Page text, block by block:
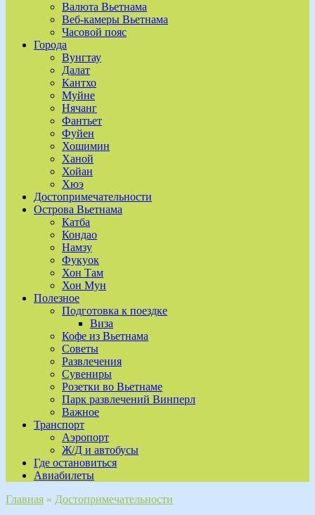
Валюта Вьетнама
Веб-камеры Вьетнама
Часовой пояс
Города
Вунгтау
Далат
Кантхо
Муйне
Нячанг
Фантьет
Фуйен
Хошимин
Ханой
Хойан
Хюэ
Достопримечательности
Острова Вьетнама
Катба
Кондао
Намзу
Фукуок
Хон Там
Хон Мун
Полезное
Подготовка к поездке
Виза
Кофе из Вьетнама
Советы
Развлечения
Сувениры
Розетки во Вьетнаме
Парк развлечений Винперл
Важное
Транспорт
Аэропорт
Ж/Д и автобусы
Где остановиться
Авиабилеты
Главная » Достопримечательности